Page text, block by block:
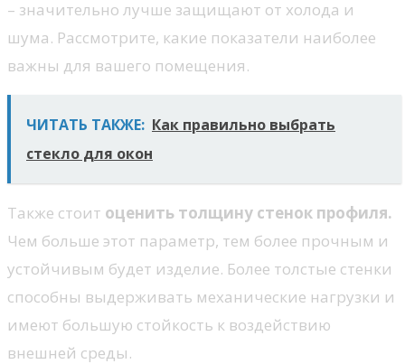
– значительно лучше защищают от холода и
шума. Рассмотрите, какие показатели наиболее
важны для вашего помещения.
ЧИТАТЬ ТАКЖЕ: Как правильно выбрать
стекло для окон
Также стоит оценить толщину стенок профиля.
Чем больше этот параметр, тем более прочным и
устойчивым будет изделие. Более толстые стенки
способны выдерживать механические нагрузки и
имеют большую стойкость к воздействию
внешней среды.